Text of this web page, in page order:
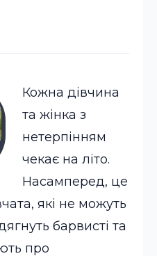
Кожна дівчина
та жінка з
нетерпінням
чекає на літо.
Насамперед, це
які не можуть
барвисті та
про